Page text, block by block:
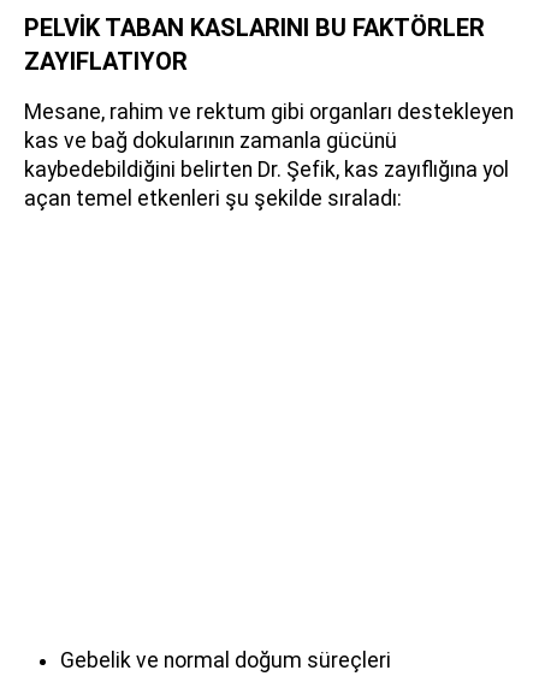
PELVİK TABAN KASLARINI BU FAKTÖRLER
ZAYIFLATIYOR
Mesane, rahim ve rektum gibi organları destekleyen
kas ve bağ dokularının zamanla gücünü
kaybedebildiğini belirten Dr. Şefik, kas zayıflığına yol
açan temel etkenleri şu şekilde sıraladı:
Gebelik ve normal doğum süreçleri